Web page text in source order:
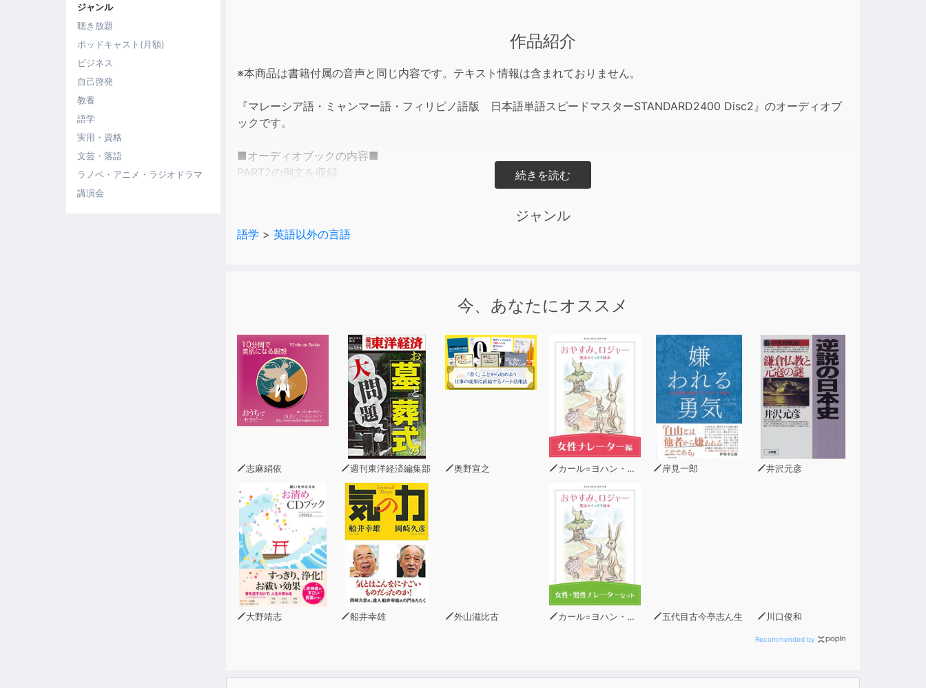
ジャンル
聴き放題
ポッドキャスト(月額)
ビジネス
自己啓発
教養
語学
実用・資格
文芸・落語
ラノベ・アニメ・ラジオドラマ
講演会
作品紹介
※本商品は書籍付属の音声と同じ内容です。テキスト情報は含まれておりません。
『マレーシア語・ミャンマー語・フィリピノ語版 日本語単語スピードマスターSTANDARD2400 Disc2』のオーディオブ
ックです。
■オーディオブックの内容■
PART2の例文を収録
「日本語単語スピードマスター」シリーズは、入門～上級の４つのレベルごとに効率よく語彙学習ができる人気のシリー
ズ。
本書はその新対訳版で、マレーシア語、ミャンマー語、フィリピノ語、それぞれの言語話者のための国内唯一の単語集。
PART1「テーマ別で覚えよう、基本の言葉」は、「時間・時」「毎日の生活」「お金」「地球・自然」「学校・教育」「商
品・サービス」「問題・トラブル・事故」など54のテーマで構成。
PART2「コツコツ覚えよう、基本の言葉」は、「動詞」「名詞」「カタカナ語」「敬語」など、品詞を中心に文法的な分類
による20ユニットで構成。
付属の音声（例文を収録）を使って、いつでもどこでも学習でき、赤シート（読みと対訳を赤字で表示）も理解度チェック
■目次■
◆この本の使い方
●PART1 テーマ別で覚えよう、基本の言葉
UNIT１時間・時
UNIT２家族
UNIT 3人
UNIT４人と人
ジャンル
語学 > 英語以外の言語
今、あなたにオススメ
志麻絹依 週刊東洋経済編集部 奥野宣之 カール=ヨハン・エリーン 岸見一郎 井沢元彦
大野靖志 船井幸雄 外山滋比古 カール=ヨハン・エリーン 五代目古今亭志ん生 川口俊和
Recommended by